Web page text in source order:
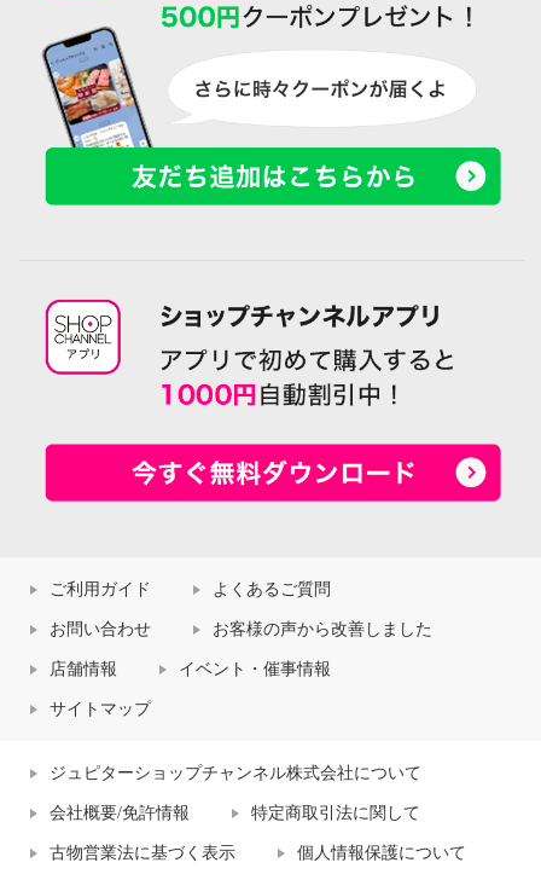
ご利用ガイド よくあるご質問
お問い合わせ お客様の声から改善しました
店舗情報 イベント・催事情報
サイトマップ
ジュピターショップチャンネル株式会社について
会社概要/免許情報 特定商取引法に関して
古物営業法に基づく表示 個人情報保護について